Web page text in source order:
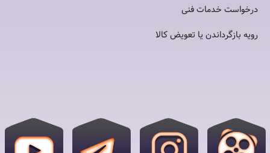
درخواست خدمات فنی
رویه بازگرداندن یا تعویض کالا